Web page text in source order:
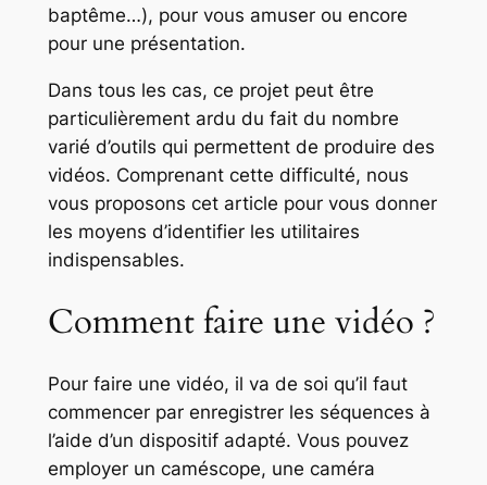
baptême…), pour vous amuser ou encore
pour une présentation.
Dans tous les cas, ce projet peut être
particulièrement ardu du fait du nombre
varié d’outils qui permettent de produire des
vidéos. Comprenant cette difficulté, nous
vous proposons cet article pour vous donner
les moyens d’identifier les utilitaires
indispensables.
Comment faire une vidéo ?
Pour faire une vidéo, il va de soi qu’il faut
commencer par enregistrer les séquences à
l’aide d’un dispositif adapté. Vous pouvez
employer un caméscope, une caméra